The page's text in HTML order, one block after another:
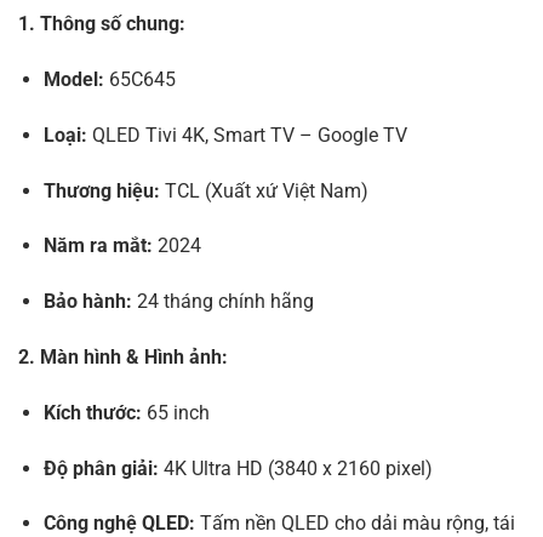
1. Thông số chung:
Model: 65C645
Loại: QLED Tivi 4K, Smart TV – Google TV
Thương hiệu: TCL (Xuất xứ Việt Nam)
Năm ra mắt: 2024
Bảo hành: 24 tháng chính hãng
2. Màn hình & Hình ảnh:
Kích thước: 65 inch
Độ phân giải: 4K Ultra HD (3840 x 2160 pixel)
Công nghệ QLED: Tấm nền QLED cho dải màu rộng, tái